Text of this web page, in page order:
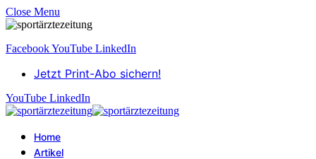
Close Menu
FacebookYouTube LinkedIn
Jetzt Print-Abo sichern!
YouTube LinkedIn
Home
Artikel